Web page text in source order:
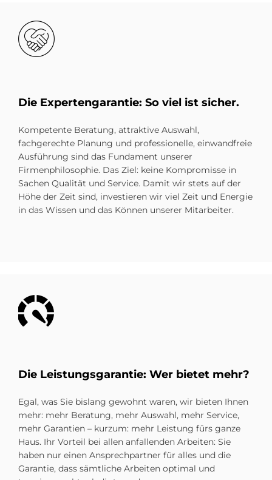
Bild
Die Ex­per­ten­ga­ran­tie: So viel ist si­cher.
Kompetente Beratung, attraktive Auswahl,
fachgerechte Planung und professionelle, einwandfreie
Ausführung sind das Fundament unserer
Firmenphilosophie. Das Ziel: keine Kompromisse in
Sachen Qualität und Service. Damit wir stets auf der
Höhe der Zeit sind, investieren wir viel Zeit und Energie
in das Wissen und das Können unserer Mitarbeiter.
Bild
Die Lei­stungs­ga­ran­tie: Wer bie­tet mehr?
Egal, was Sie bislang gewohnt waren, wir bieten Ihnen
mehr: mehr Beratung, mehr Auswahl, mehr Service,
mehr Garantien – kurzum: mehr Leistung fürs ganze
Haus. Ihr Vorteil bei allen anfallenden Arbeiten: Sie
haben nur einen Ansprechpartner für alles und die
Garantie, dass sämtliche Arbeiten optimal und